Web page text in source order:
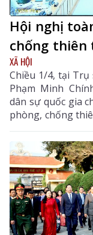
Hội nghị
chống thiên
XÃ HỘI
Chiều 1/4, tại
Phạm Minh
dân sự quốc gia
phòng, chống